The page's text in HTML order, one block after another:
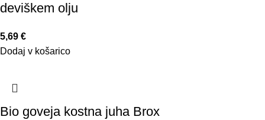
deviškem olju
5,69 €
Dodaj v košarico
Bio goveja kostna juha Brox